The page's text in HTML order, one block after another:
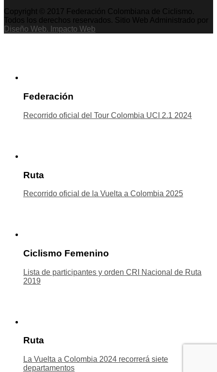
Copyright © 2017 Federación Colombiana de Ciclismo.
Todos los derechos reservados. Sitio Web Administrado por
Diseño Web. Impacto Web
Federación
Recorrido oficial del Tour Colombia UCI 2.1 2024
Ruta
Recorrido oficial de la Vuelta a Colombia 2025
Ciclismo Femenino
Lista de participantes y orden CRI Nacional de Ruta
2019
Ruta
La Vuelta a Colombia 2024 recorrerá siete
departamentos